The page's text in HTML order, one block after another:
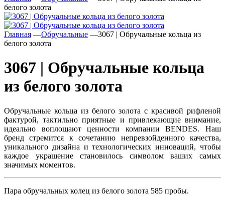
белого золота
Главная —Обручальные —3067 | Обручальные кольца из
белого золота
3067 | Обручальные кольца
из белого золота
Обручальные кольца из белого золота с красивой рифленой
фактурой, тактильно приятные и привлекающие внимание,
идеально воплощают ценности компании BENDES. Наш
бренд стремится к сочетанию непревзойденного качества,
уникального дизайна и технологических инноваций, чтобы
каждое украшение становилось символом ваших самых
значимых моментов.
Пара обручальных колец из белого золота 585 пробы.